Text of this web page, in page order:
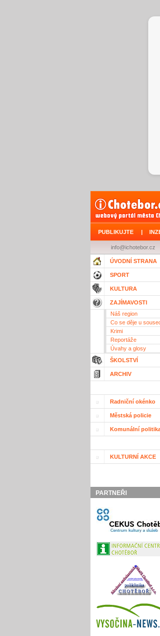
PUBLIKUJTE |
info@ichotebor.cz
ÚVODNÍ STRANA
SPORT
KULTURA
ZAJÍMAVOSTI
Náš region
Co se děje u
Krimi
Reportáže
Úvahy a glosy
ŠKOLSTVÍ
ARCHIV
Radniční okénko
Městská policie
Komunální
KULTURNÍ AKCE
PARTNEŘI